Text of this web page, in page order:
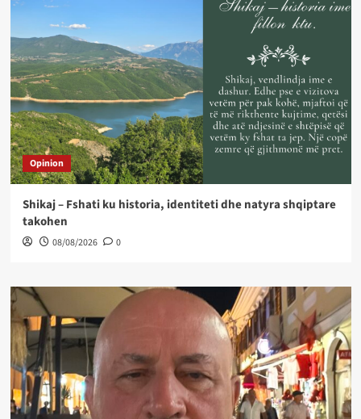
Opinion
Shikaj – Fshati ku historia, identiteti dhe natyra shqiptare
takohen
08/08/2026 0